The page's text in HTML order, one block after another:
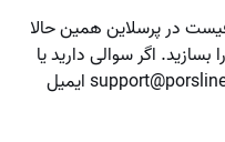
برای استفاده از تمام این امکانات کافیست در پرس‎لاین همین حالا
اگر سوالی دارید یا
نیاز به راهنمایی بیشتری دارید به support@porsline.ir ایمیل